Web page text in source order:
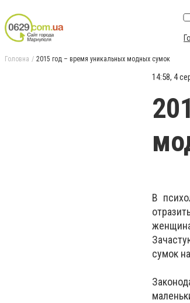
Головна 2015 год – время уникальных модных сумок
14:58, 4
В
сумок